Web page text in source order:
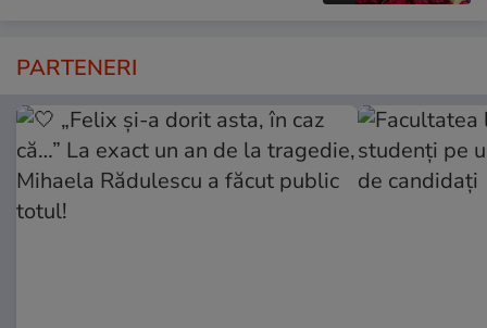
PARTENERI